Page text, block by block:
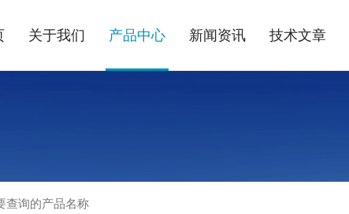
关于我们 产品中心 新闻资讯 技术文章